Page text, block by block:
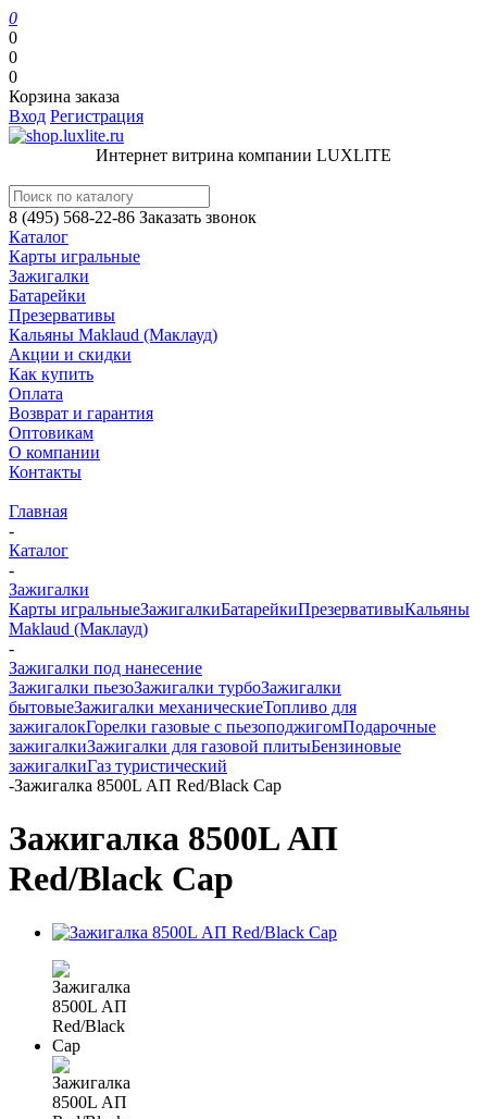
0
0
0
0
Корзина заказа
Вход Регистрация
Интернет витрина компании LUXLITE
8 (495) 568-22-86 Заказать звонок
Каталог
Карты игральные
Зажигалки
Батарейки
Презервативы
Кальяны Maklaud (Маклауд)
Акции и скидки
Как купить
Оплата
Возврат и гарантия
Оптовикам
О компании
Контакты
Главная
-
Каталог
-
Зажигалки
Карты игральныеЗажигалкиБатарейкиПрезервативыКальяны
Maklaud (Маклауд)
-
Зажигалки под нанесение
Зажигалки пьезоЗажигалки турбоЗажигалки
бытовыеЗажигалки механическиеТопливо для
зажигалокГорелки газовые с пьезоподжигомПодарочные
зажигалкиЗажигалки для газовой плитыБензиновые
зажигалкиГаз туристический
-Зажигалка 8500L АП Red/Black Cap
Зажигалка 8500L АП
Red/Black Cap